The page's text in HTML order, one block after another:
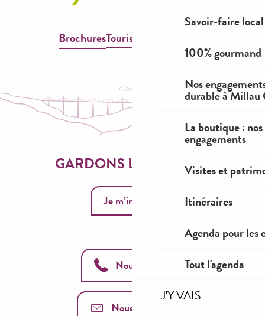
Savoir-faire local
100% gourmand
Nos
durable à Millau
La boutique :
engagements
Visites et
Itinéraires
Agenda pour les
Tout l'agenda
J'Y VAIS
BrochuresTourisme & Handicap
GARDONS LE CONTACT
Je m’inscris
Nous appeler
Nous contacter